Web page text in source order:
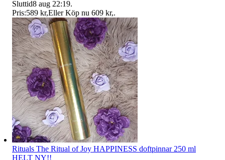
Sluttid8 aug 22:19.
Pris:589 kr,Eller Köp nu 609 kr,.
Rituals The Ritual of Joy HAPPINESS doftpinnar 250 ml
HELT NY!!